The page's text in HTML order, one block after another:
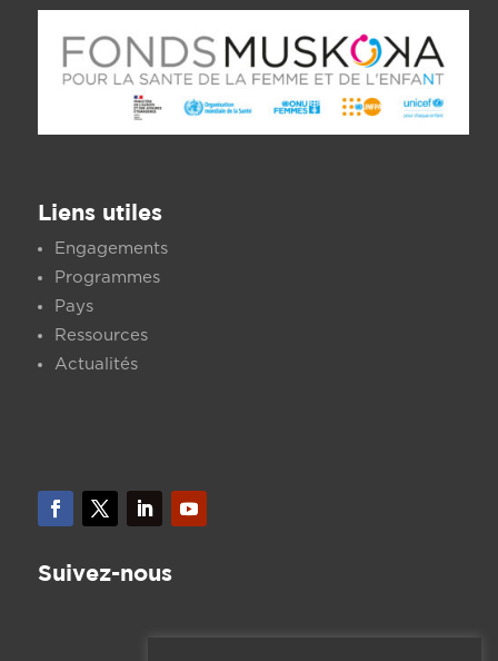
Liens utiles
Engagements
Programmes
Pays
Ressources
Actualités
Suivez-nous